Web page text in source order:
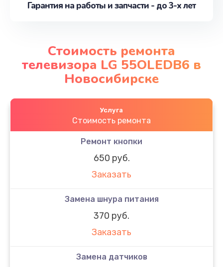
Гарантия на работы и запчасти - до 3-х лет
Стоимость ремонта
телевизора LG 55OLEDB6 в
Новосибирске
Услуга
Стоимость ремонта
Ремонт кнопки
650 руб.
Заказать
Замена шнура питания
370 руб.
Заказать
Замена датчиков